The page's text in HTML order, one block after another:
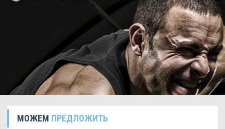
МОЖЕМ ПРЕДЛОЖИТЬ